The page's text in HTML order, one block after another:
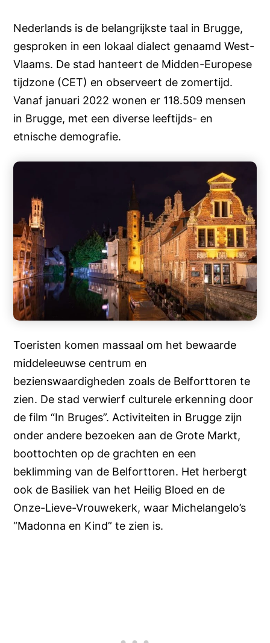
Nederlands is de belangrijkste taal in Brugge,
gesproken in een lokaal dialect genaamd West-
Vlaams. De stad hanteert de Midden-Europese
tijdzone (CET) en observeert de zomertijd.
Vanaf januari 2022 wonen er 118.509 mensen
in Brugge, met een diverse leeftijds- en
etnische demografie.
Toeristen komen massaal om het bewaarde
middeleeuwse centrum en
bezienswaardigheden zoals de Belforttoren te
zien. De stad verwierf culturele erkenning door
de film “In Bruges”. Activiteiten in Brugge zijn
onder andere bezoeken aan de Grote Markt,
boottochten op de grachten en een
beklimming van de Belforttoren. Het herbergt
ook de Basiliek van het Heilig Bloed en de
Onze-Lieve-Vrouwekerk, waar Michelangelo’s
“Madonna en Kind” te zien is.